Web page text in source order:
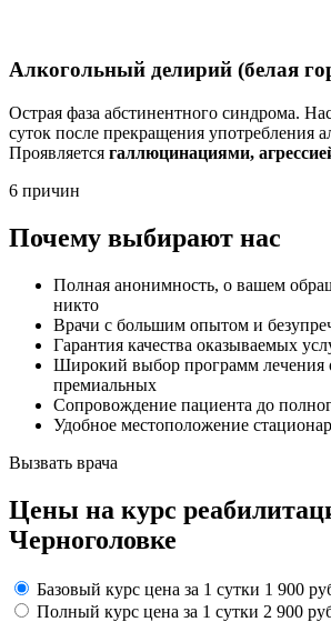
Алкогольный делирий (белая
Острая фаза абстинентного синдрома.
суток после прекращения употребления
Проявляется галлюцинациями,
6 причин
Почему выбирают нас
Полная анонимность, о вашем
никто
Врачи с большим опытом и
Гарантия качества оказываемых
Широкий выбор программ лечения
премиальных
Сопровождение пациента до
Удобное местоположение
Вызвать врача
Цены на курс
Черноголовке
Базовый курс цена за 1 сутки 1 900
Полный курс цена за 1 сутки 2 900